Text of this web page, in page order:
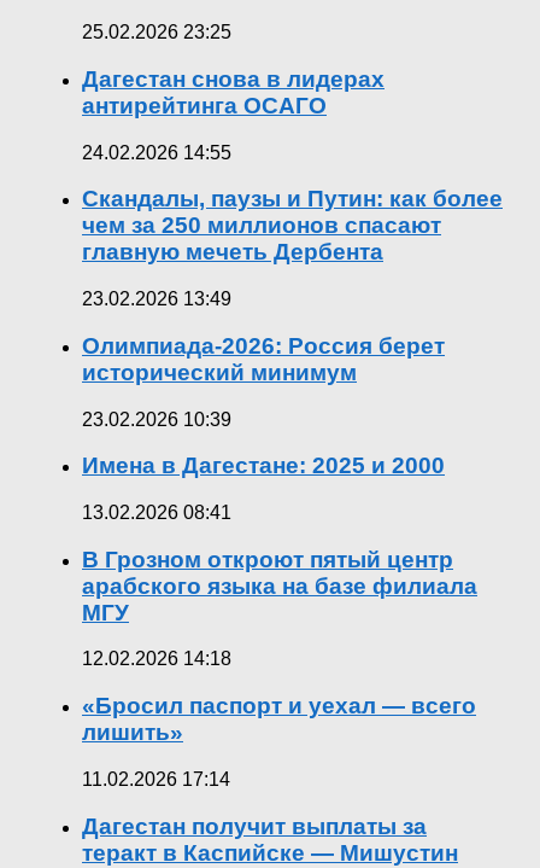
25.02.2026 23:25
Дагестан снова в лидерах
антирейтинга ОСАГО
24.02.2026 14:55
Скандалы, паузы и Путин: как более
чем за 250 миллионов спасают
главную мечеть Дербента
23.02.2026 13:49
Олимпиада-2026: Россия берет
исторический минимум
23.02.2026 10:39
Имена в Дагестане: 2025 и 2000
13.02.2026 08:41
В Грозном откроют пятый центр
арабского языка на базе филиала
МГУ
12.02.2026 14:18
«Бросил паспорт и уехал — всего
лишить»
11.02.2026 17:14
Дагестан получит выплаты за
теракт в Каспийске — Мишустин